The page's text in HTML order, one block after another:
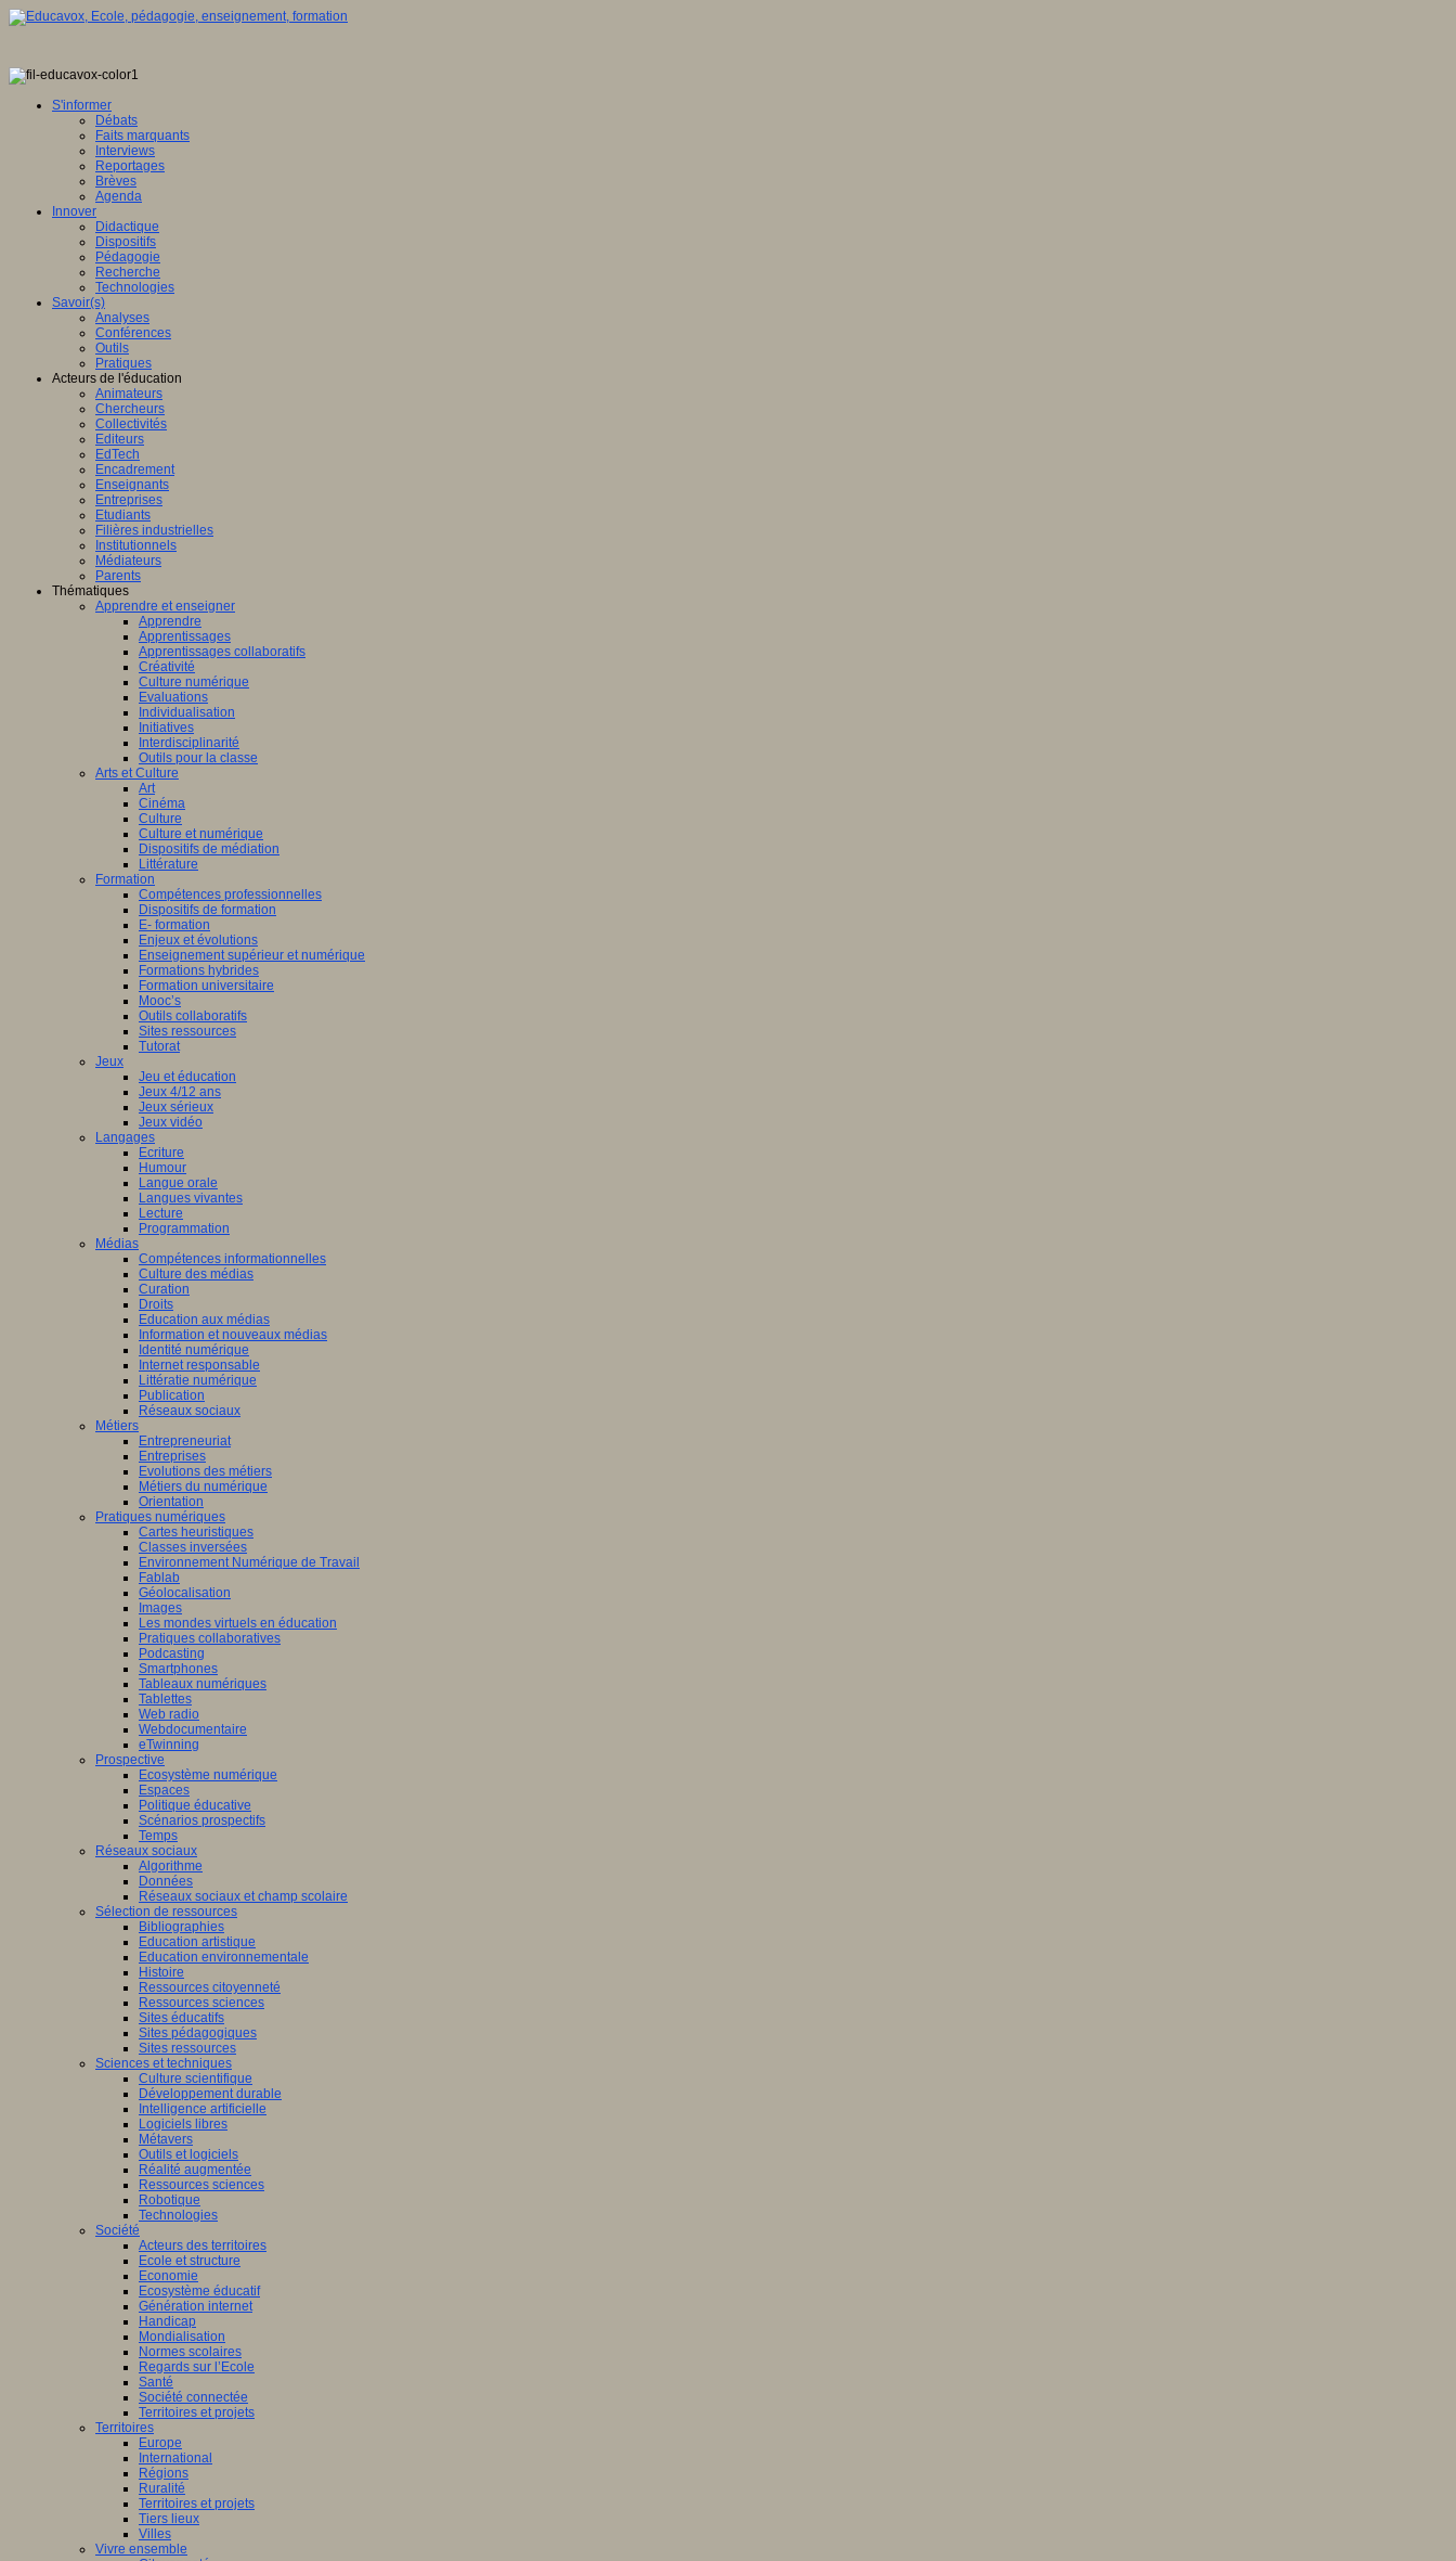
S'informer
Débats
Faits marquants
Interviews
Reportages
Brèves
Agenda
Innover
Didactique
Dispositifs
Pédagogie
Recherche
Technologies
Savoir(s)
Analyses
Conférences
Outils
Pratiques
Acteurs de l'éducation
Animateurs
Chercheurs
Collectivités
Editeurs
EdTech
Encadrement
Enseignants
Entreprises
Etudiants
Filières industrielles
Institutionnels
Médiateurs
Parents
Thématiques
Apprendre et enseigner
Apprendre
Apprentissages
Apprentissages collaboratifs
Créativité
Culture numérique
Evaluations
Individualisation
Initiatives
Interdisciplinarité
Outils pour la classe
Arts et Culture
Art
Cinéma
Culture
Culture et numérique
Dispositifs de médiation
Littérature
Formation
Compétences professionnelles
Dispositifs de formation
E- formation
Enjeux et évolutions
Enseignement supérieur et numérique
Formations hybrides
Formation universitaire
Mooc’s
Outils collaboratifs
Sites ressources
Tutorat
Jeux
Jeu et éducation
Jeux 4/12 ans
Jeux sérieux
Jeux vidéo
Langages
Ecriture
Humour
Langue orale
Langues vivantes
Lecture
Programmation
Médias
Compétences informationnelles
Culture des médias
Curation
Droits
Education aux médias
Information et nouveaux médias
Identité numérique
Internet responsable
Littératie numérique
Publication
Réseaux sociaux
Métiers
Entrepreneuriat
Entreprises
Evolutions des métiers
Métiers du numérique
Orientation
Pratiques numériques
Cartes heuristiques
Classes inversées
Environnement Numérique de Travail
Fablab
Géolocalisation
Images
Les mondes virtuels en éducation
Pratiques collaboratives
Podcasting
Smartphones
Tableaux numériques
Tablettes
Web radio
Webdocumentaire
eTwinning
Prospective
Ecosystème numérique
Espaces
Politique éducative
Scénarios prospectifs
Temps
Réseaux sociaux
Algorithme
Données
Réseaux sociaux et champ scolaire
Sélection de ressources
Bibliographies
Education artistique
Education environnementale
Histoire
Ressources citoyenneté
Ressources sciences
Sites éducatifs
Sites pédagogiques
Sites ressources
Sciences et techniques
Culture scientifique
Développement durable
Intelligence artificielle
Logiciels libres
Métavers
Outils et logiciels
Réalité augmentée
Ressources sciences
Robotique
Technologies
Société
Acteurs des territoires
Ecole et structure
Economie
Ecosystème éducatif
Génération internet
Handicap
Mondialisation
Normes scolaires
Regards sur l’Ecole
Santé
Société connectée
Territoires et projets
Territoires
Europe
International
Régions
Ruralité
Territoires et projets
Tiers lieux
Villes
Vivre ensemble